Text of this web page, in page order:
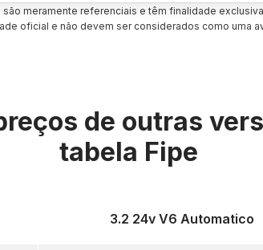
meramente referenciais e têm finalidade
oficial e não devem ser considerados como uma
de outras
tabela Fipe
3.2 24v V6 Automatico